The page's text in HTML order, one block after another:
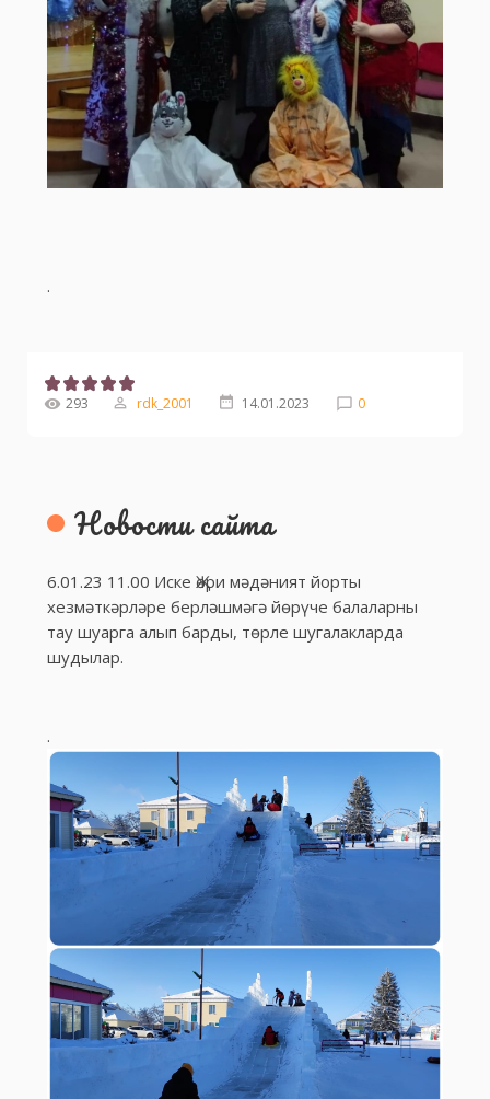
.
293 rdk_2001 14.01.2023 0
Новости сайта
6.01.23 11.00 Иске Җөри мәдәният йорты
хезмәткәрләре берләшмәгә йөрүче балаларны
тау шуарга алып барды, төрле шугалакларда
шудылар.
.